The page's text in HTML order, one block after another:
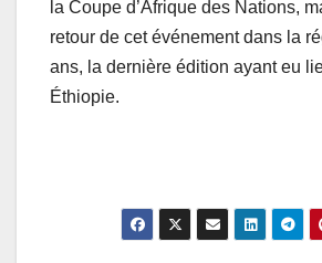
la Coupe d’Afrique des Nations,
retour de cet événement dans la
ans, la dernière édition ayant eu
Éthiopie.